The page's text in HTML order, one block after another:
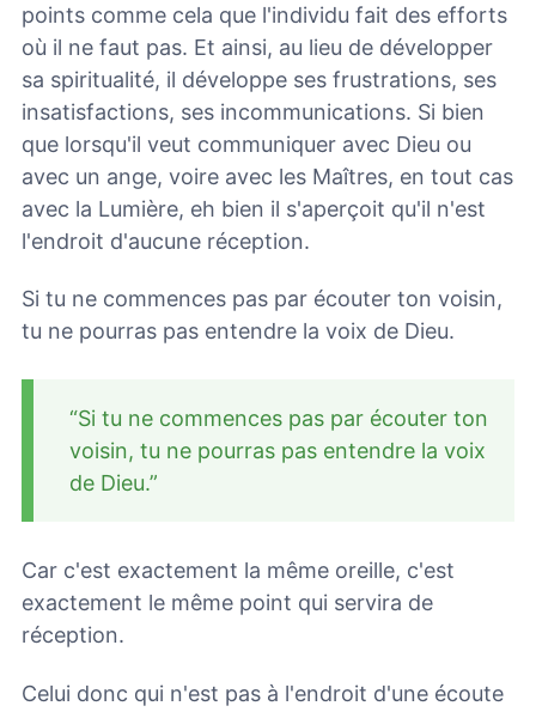
points comme cela que l'individu fait des efforts
où il ne faut pas. Et ainsi, au lieu de développer
sa spiritualité, il développe ses frustrations, ses
insatisfactions, ses incommunications. Si bien
que lorsqu'il veut communiquer avec Dieu ou
avec un ange, voire avec les Maîtres, en tout cas
avec la Lumière, eh bien il s'aperçoit qu'il n'est
l'endroit d'aucune réception.
Si tu ne commences pas par écouter ton voisin,
tu ne pourras pas entendre la voix de Dieu.
“Si tu ne commences pas par écouter ton
voisin, tu ne pourras pas entendre la voix
de Dieu.”
Car c'est exactement la même oreille, c'est
exactement le même point qui servira de
réception.
Celui donc qui n'est pas à l'endroit d'une écoute